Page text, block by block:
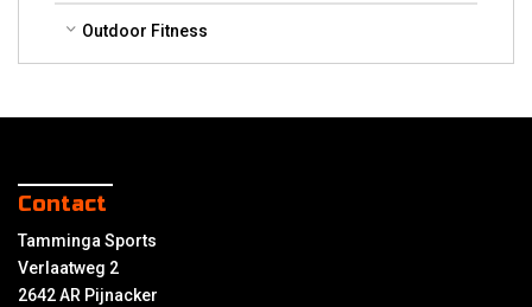
Outdoor Fitness
Contact
Tamminga Sports
Verlaatweg 2
2642 AR Pijnacker